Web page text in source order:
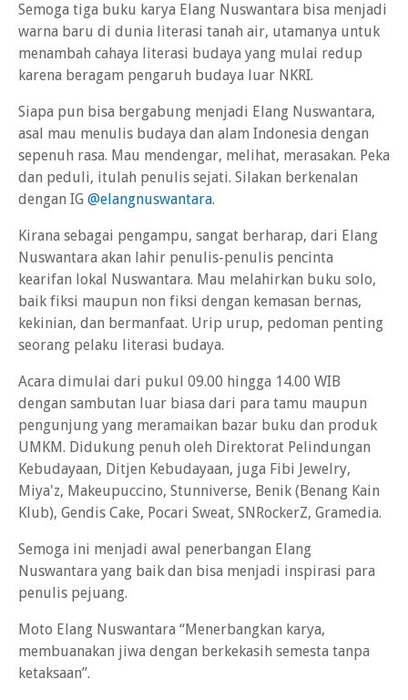
Semoga tiga buku karya Elang Nuswantara bisa menjadi
warna baru di dunia literasi tanah air, utamanya untuk
menambah cahaya literasi budaya yang mulai redup
karena beragam pengaruh budaya luar NKRI.
Siapa pun bisa bergabung menjadi Elang Nuswantara,
asal mau menulis budaya dan alam Indonesia dengan
sepenuh rasa. Mau mendengar, melihat, merasakan. Peka
dan peduli, itulah penulis sejati. Silakan berkenalan
dengan IG @elangnuswantara.
Kirana sebagai pengampu, sangat berharap, dari Elang
Nuswantara akan lahir penulis-penulis pencinta
kearifan lokal Nuswantara. Mau melahirkan buku solo,
baik fiksi maupun non fiksi dengan kemasan bernas,
kekinian, dan bermanfaat. Urip urup, pedoman penting
seorang pelaku literasi budaya.
Acara dimulai dari pukul 09.00 hingga 14.00 WIB
dengan sambutan luar biasa dari para tamu maupun
pengunjung yang meramaikan bazar buku dan produk
UMKM. Didukung penuh oleh Direktorat Pelindungan
Kebudayaan, Ditjen Kebudayaan, juga Fibi Jewelry,
Miya'z, Makeupuccino, Stunniverse, Benik (Benang Kain
Klub), Gendis Cake, Pocari Sweat, SNRockerZ, Gramedia.
Semoga ini menjadi awal penerbangan Elang
Nuswantara yang baik dan bisa menjadi inspirasi para
penulis pejuang.
Moto Elang Nuswantara “Menerbangkan karya,
membuanakan jiwa dengan berkekasih semesta tanpa
ketaksaan”.